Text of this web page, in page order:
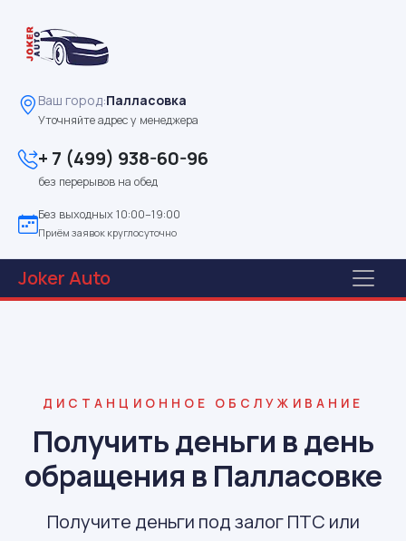
Ваш город:Палласовка
Уточняйте адрес у менеджера
+ 7 (499) 938-60-96
без перерывов на обед
Без выходных 10:00–19:00
Приём заявок круглосуточно
JokerAuto
ДИСТАНЦИОННОЕ ОБСЛУЖИВАНИЕ
Получить деньги в день
обращения в Палласовке
Получите деньги под залог ПТС или